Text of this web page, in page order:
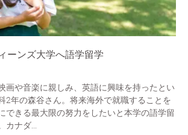
ーンズ大学へ語学留学
画や音楽に親しみ、英語に興味を持ったとい
2年の森谷さん。将来海外で就職することを
できる最大限の努力をしたいと本学の語学留
カナダ...